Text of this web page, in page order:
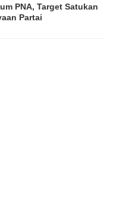
PNA, Target Satukan
Partai